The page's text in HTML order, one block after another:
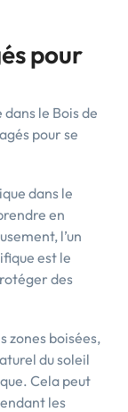
pour
le Bois de
pour se
dans le
en
l’un
est le
des
zones boisées,
du soleil
Cela peut
les